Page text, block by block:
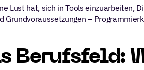
Lust hat, sich in Tools einzuarbeiten,
–